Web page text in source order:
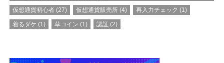
仮想通貨初心者(27) 仮想通貨販売所(4) 再入力チェック (1)
着るダケ (1) 草コイン (1) 認証 (2)